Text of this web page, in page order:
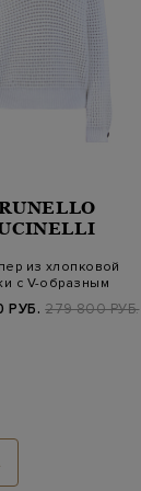
из хлопковой
с V-образным
РУБ. 279 800 РУБ.